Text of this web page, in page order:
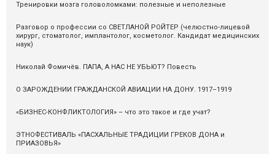
Тренировки мозга головоломками: полезные и неполезные
Разговор о профессии со СВЕТЛАНОЙ РОЙТЕР (челюстно-лицевой
хирург, стоматолог, имплантолог, косметолог. Кандидат медицинских
наук)
Николай Фомичёв. ПАПА, А НАС НЕ УБЬЮТ? Повесть
О ЗАРОЖДЕНИИ ГРАЖДАНСКОЙ АВИАЦИИ НА ДОНУ. 1917–1919
«БИЗНЕС-КОНФЛИКТОЛОГИЯ» – что это такое и где учат?
ЭТНОФЕСТИВАЛЬ «ПАСХАЛЬНЫЕ ТРАДИЦИИ ГРЕКОВ ДОНА и
ПРИАЗОВЬЯ»